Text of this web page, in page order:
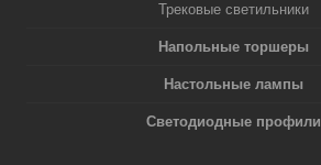
Трековые светильники
Напольные торшеры
Настольные лампы
Светодиодные профили